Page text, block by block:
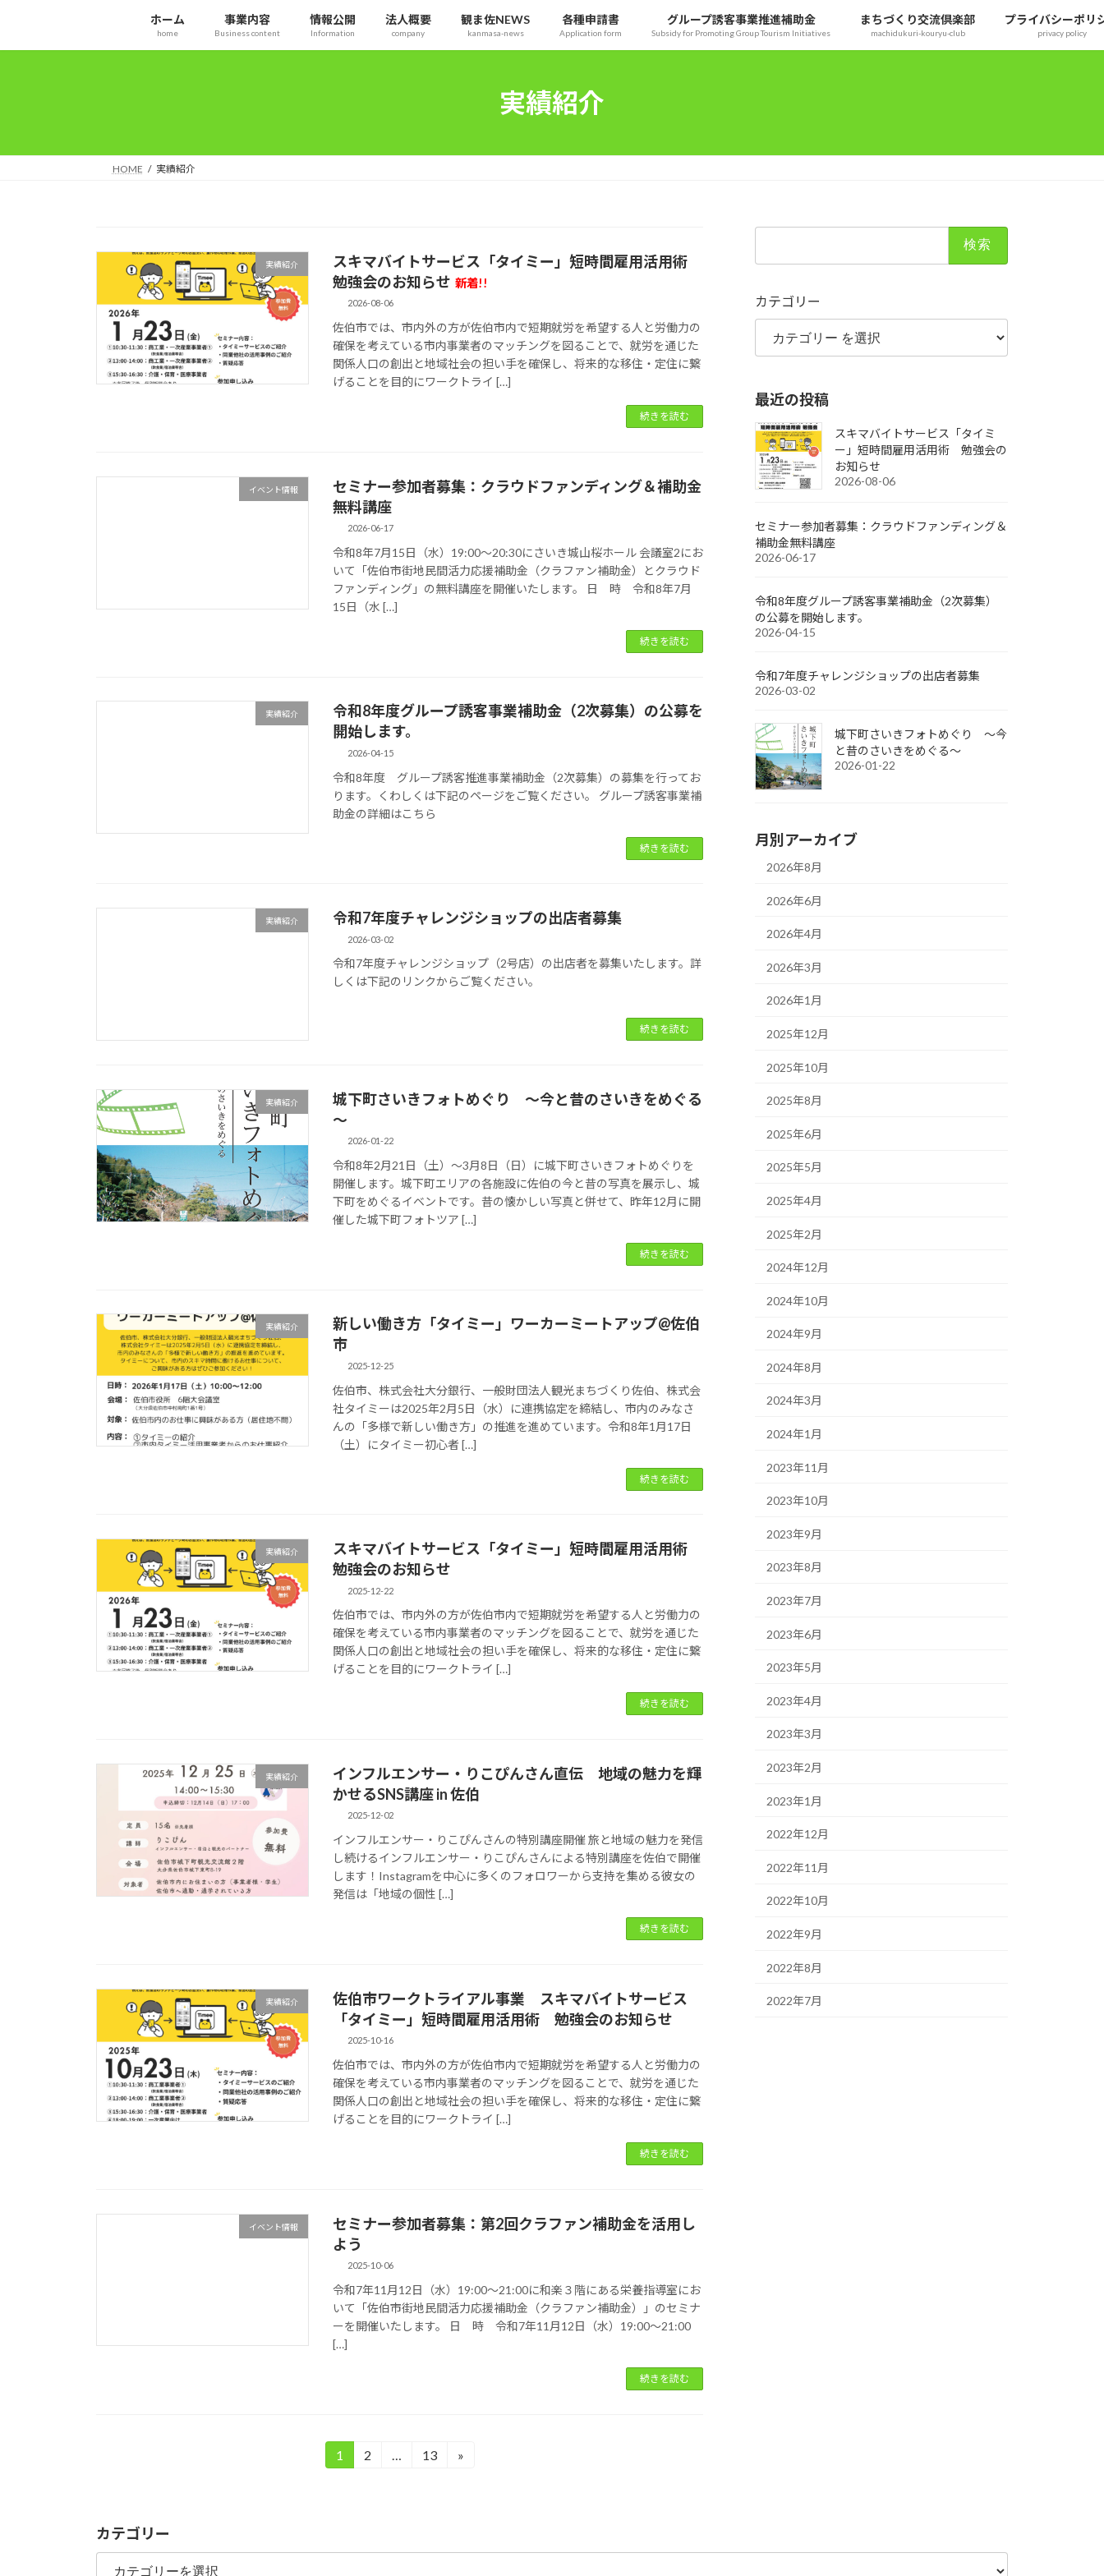
テ
ゲ
ホーム
home
事業内容
Business content
情報公開
Information
法人概要
company
観ま佐NEWS
kanmasa-news
各種申請書
Application form
グループ誘客事業推進補助金
Subsidy for Promoting Group Tourism Initiatives
まちづくり交流倶楽部
machidukuri-kouryu-club
プライバシーポリ
privacy policy
実績紹介
HOME 実績紹介
実績紹介
スキマバイトサービス「タイミー」短時間雇用活用術
勉強会のお知らせ 新着!!
2026-08-06
佐伯市では、市内外の方が佐伯市内で短期就労を希望する人と労働力の
確保を考えている市内事業者のマッチングを図ることで、就労を通じた
関係人口の創出と地域社会の担い手を確保し、将来的な移住・定住に繋
げることを目的にワークトライ […]
続きを読む
イベント情報
セミナー参加者募集：クラウドファンディング＆補助金
無料講座
2026-06-17
令和8年7月15日（水）19:00～20:30にさいき城山桜ホール 会議室2にお
いて「佐伯市街地民間活力応援補助金（クラファン補助金）とクラウド
ファンディング」の無料講座を開催いたします。 日 時 令和8年7月
15日（水 […]
続きを読む
実績紹介
令和8年度グループ誘客事業補助金（2次募集）の公募を
開始します。
2026-04-15
令和8年度 グループ誘客推進事業補助金（2次募集）の募集を行ってお
ります。くわしくは下記のページをご覧ください。 グループ誘客事業補
助金の詳細はこちら
続きを読む
実績紹介 令和7年度チャレンジショップの出店者募集
2026-03-02
令和7年度チャレンジショップ（2号店）の出店者を募集いたします。詳
しくは下記のリンクからご覧ください。
続きを読む
実績紹介
城下町さいきフォトめぐり ～今と昔のさいきをめぐる
～
2026-01-22
令和8年2月21日（土）～3月8日（日）に城下町さいきフォトめぐりを
開催します。城下町エリアの各施設に佐伯の今と昔の写真を展示し、城
下町をめぐるイベントです。昔の懐かしい写真と併せて、昨年12月に開
催した城下町フォトツア […]
続きを読む
実績紹介
新しい働き方「タイミー」ワーカーミートアップ@佐伯
市
2025-12-25
佐伯市、株式会社大分銀行、一般財団法人観光まちづくり佐伯、株式会
社タイミーは2025年2月5日（水）に連携協定を締結し、市内のみなさ
んの「多様で新しい働き方」の推進を進めています。令和8年1月17日
（土）にタイミー初心者 […]
続きを読む
実績紹介
スキマバイトサービス「タイミー」短時間雇用活用術
勉強会のお知らせ
2025-12-22
佐伯市では、市内外の方が佐伯市内で短期就労を希望する人と労働力の
確保を考えている市内事業者のマッチングを図ることで、就労を通じた
関係人口の創出と地域社会の担い手を確保し、将来的な移住・定住に繋
げることを目的にワークトライ […]
続きを読む
実績紹介
インフルエンサー・りこぴんさん直伝 地域の魅力を輝
かせるSNS講座 in 佐伯
2025-12-02
インフルエンサー・りこぴんさんの特別講座開催 旅と地域の魅力を発信
し続けるインフルエンサー・りこぴんさんによる特別講座を佐伯で開催
します！Instagramを中心に多くのフォロワーから支持を集める彼女の
発信は「地域の個性 […]
続きを読む
実績紹介
佐伯市ワークトライアル事業 スキマバイトサービス
「タイミー」短時間雇用活用術 勉強会のお知らせ
2025-10-16
佐伯市では、市内外の方が佐伯市内で短期就労を希望する人と労働力の
確保を考えている市内事業者のマッチングを図ることで、就労を通じた
関係人口の創出と地域社会の担い手を確保し、将来的な移住・定住に繋
げることを目的にワークトライ […]
続きを読む
イベント情報
セミナー参加者募集：第2回クラファン補助金を活用し
よう
2025-10-06
令和7年11月12日（水）19:00～21:00に和楽３階にある栄養指導室にお
いて「佐伯市街地民間活力応援補助金（クラファン補助金）」のセミナ
ーを開催いたします。 日 時 令和7年11月12日（水）19:00～21:00
[…]
続きを読む
の
ペ
固
1
固
2
固
13 »
カテゴリー
最近の投稿
スキマバイトサービス「タイミ
ー」短時間雇用活用術 勉強会の
お知らせ
2026-08-06
セミナー参加者募集：クラウドファンディング＆
補助金無料講座
2026-06-17
令和8年度グループ誘客事業補助金（2次募集）
の公募を開始します。
2026-04-15
令和7年度チャレンジショップの出店者募集
2026-03-02
城下町さいきフォトめぐり ～今
と昔のさいきをめぐる～
2026-01-22
月別アーカイブ
2026年8月
2026年6月
2026年4月
2026年3月
2026年1月
2025年12月
2025年10月
2025年8月
2025年6月
2025年5月
2025年4月
2025年2月
2024年12月
2024年10月
2024年9月
2024年8月
2024年3月
2024年1月
2023年11月
2023年10月
2023年9月
2023年8月
2023年7月
2023年6月
2023年5月
2023年4月
2023年3月
2023年2月
2023年1月
2022年12月
2022年11月
2022年10月
2022年9月
2022年8月
2022年7月
カテゴリー
カ